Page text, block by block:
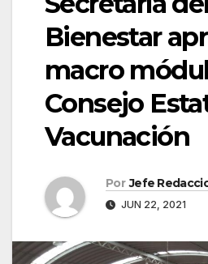
Bienestar
macro
Consejo
Vacunación
Por Jefe
JUN 22, 2021